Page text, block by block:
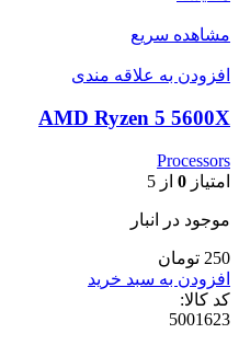
مشاهده سریع
افزودن به علاقه مندی
AMD Ryzen 5 5600X
Processors
امتیاز 0 از 5
موجود در انبار
250 تومان
افزودن به سبد خرید
کد کالا:
5001623